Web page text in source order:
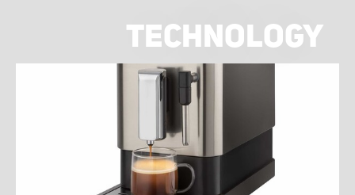
TECHNOLOGY